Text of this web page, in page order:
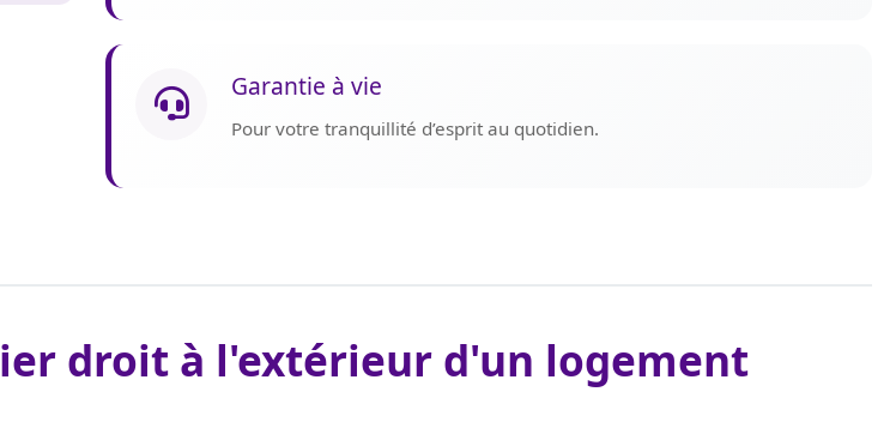
Garantie à vie
Pour votre tranquillité d’esprit au quotidien.
droit à l'extérieur d'un logement